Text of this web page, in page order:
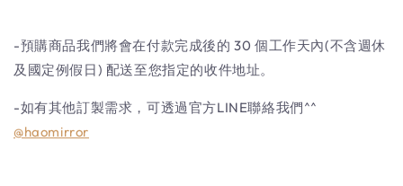
-預購商品我們將會在付款完成後的 30 個工作天內(不含週休
及國定例假日) 配送至您指定的收件地址。
-如有其他訂製需求，可透過官方LINE聯絡我們^^
@haomirror